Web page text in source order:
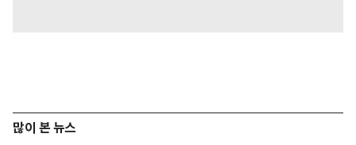
많이 본 뉴스